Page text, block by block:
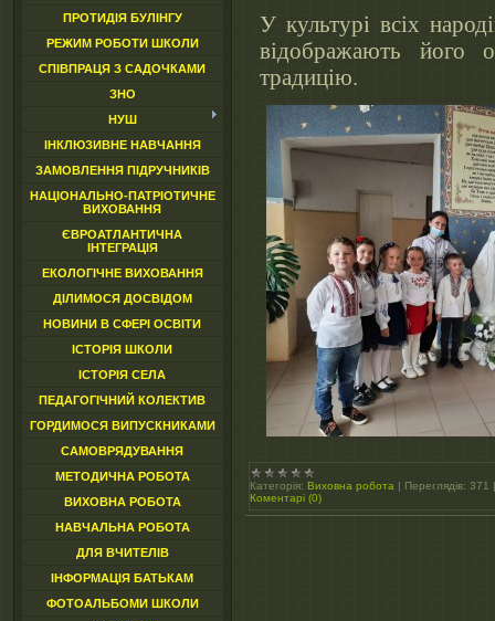
ПРОТИДІЯ БУЛІНГУ
РЕЖИМ РОБОТИ ШКОЛИ
СПІВПРАЦЯ З САДОЧКАМИ
ЗНО
НУШ
ІНКЛЮЗИВНЕ НАВЧАННЯ
ЗАМОВЛЕННЯ ПІДРУЧНИКІВ
НАЦІОНАЛЬНО-ПАТРІОТИЧНЕ
ВИХОВАННЯ
ЄВРОАТЛАНТИЧНА
ІНТЕГРАЦІЯ
ЕКОЛОГІЧНЕ ВИХОВАННЯ
ДІЛИМОСЯ ДОСВІДОМ
НОВИНИ В СФЕРІ ОСВІТИ
ІСТОРІЯ ШКОЛИ
ІСТОРІЯ СЕЛА
ПЕДАГОГІЧНИЙ КОЛЕКТИВ
ГОРДИМОСЯ ВИПУСКНИКАМИ
САМОВРЯДУВАННЯ
МЕТОДИЧНА РОБОТА
ВИХОВНА РОБОТА
НАВЧАЛЬНА РОБОТА
ДЛЯ ВЧИТЕЛІВ
ІНФОРМАЦІЯ БАТЬКАМ
ФОТОАЛЬБОМИ ШКОЛИ
У культурі всіх
відображають його
традицію.
Категорія: Виховна робота | Переглядів: 371
Коментарі (0)